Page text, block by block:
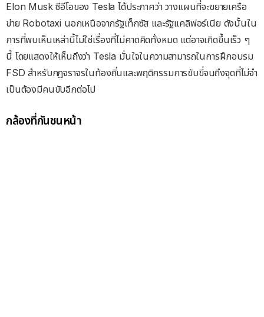
Elon Musk ซีอีโอของ Tesla ได้ประกาศว่า วางแผนที่จะขยายเครือ
ข่าย Robotaxi นอกเหนือจากรัฐเท็กซัส และรัฐแคลิฟอร์เนีย ดังนั้นใน
การที่พบเห็นเหล่านี้ไม่ใช่เรื่องที่ไม่คาดคิดทั้งหมด แต่อาจเกิดขึ้นเร็ว ๆ
นี้ โดยแสดงให้เห็นถึงว่า Tesla มั่นใจในความสามารถในการฝึกอบรม
FSD สําหรับกฎจราจรในท้องถิ่นและพฤติกรรมการขับขี่จนถึงจุดที่ไม่จํา
เป็นต้องมีคนขับอีกต่อไป
กล้องที่กันชนหน้า